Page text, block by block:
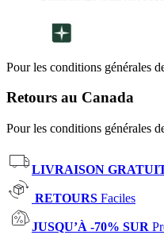
Pour les conditions générales
Retours au Canada
Pour les conditions générales
LIVRAISON
RETOURS Faciles
JUSQU’À -70% SUR